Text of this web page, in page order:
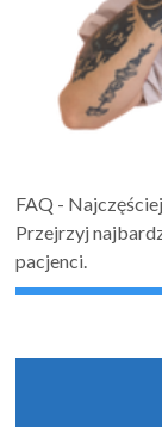
FAQ -
Przejrzyj
pacjenci.